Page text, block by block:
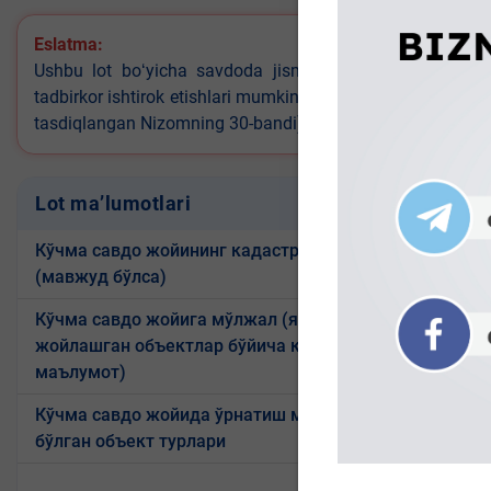
Eslatma:
Ushbu lot boʻyicha savdoda jismoniy shaxslar
tadbirkor ishtirok etishlari mumkin (Oʻzbekiston
tasdiqlangan Nizomning 30-bandi)
Lot ma’lumotlari
Кўчма савдо жойининг кадастр коди
(мавжуд бўлса)
Кўчма савдо жойига мўлжал (яқинида
жойлашган объектлар бўйича қисқа
маълумот)
Maktab
Кўчма савдо жойида ўрнатиш мумкин
бўлган объект турлари